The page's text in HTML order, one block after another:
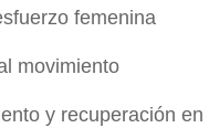
femenina
movimiento
y recuperación